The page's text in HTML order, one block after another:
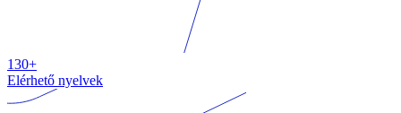
130+
Elérhető nyelvek